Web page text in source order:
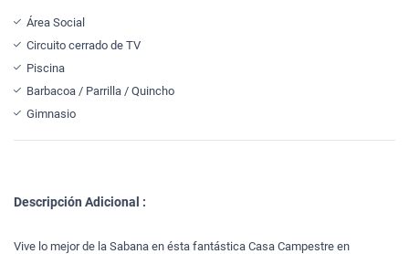
Área Social
Circuito cerrado de TV
Piscina
Barbacoa / Parrilla / Quincho
Gimnasio
Descripción Adicional :
Vive lo mejor de la Sabana en ésta fantástica Casa Campestre en